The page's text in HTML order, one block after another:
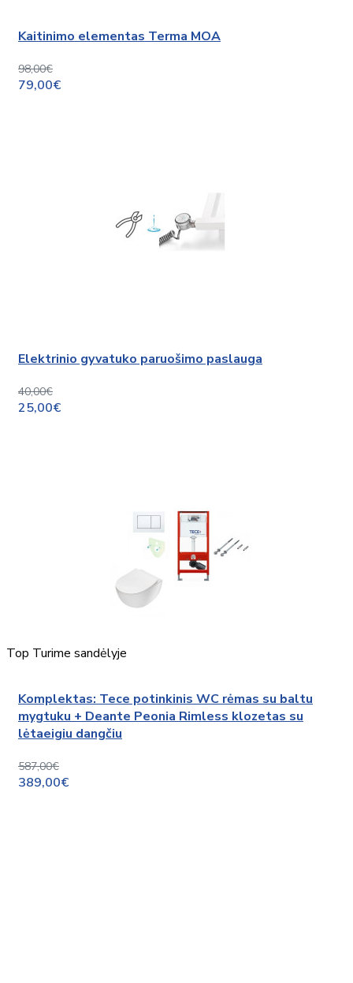
Kaitinimo elementas Terma MOA
98,00€
79,00€
Elektrinio gyvatuko paruošimo paslauga
40,00€
25,00€
Top Turime sandėlyje
Komplektas: Tece potinkinis WC rėmas su baltu
mygtuku + Deante Peonia Rimless klozetas su
lėtaeigiu dangčiu
587,00€
389,00€